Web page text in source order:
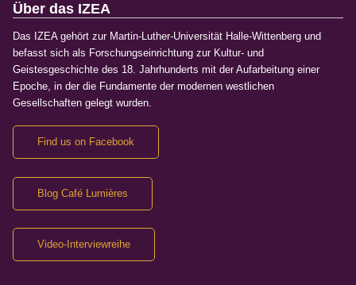
Über das IZEA
Das IZEA gehört zur Martin-Luther-Universität Halle-Wittenberg und
befasst sich als Forschungseinrichtung zur Kultur- und
Geistesgeschichte des 18. Jahrhunderts mit der Aufarbeitung einer
Epoche, in der die Fundamente der modernen westlichen
Gesellschaften gelegt wurden.
Find us on Facebook
Blog Café Lumières
Video-Interviewreihe